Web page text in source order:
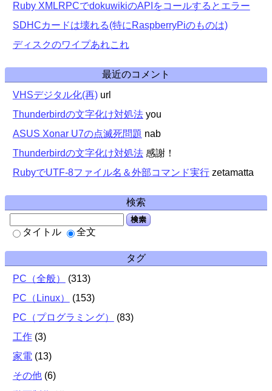
Ruby XMLRPCでdokuwikiのAPIをコールするとエラー
SDHCカードは壊れる(特にRaspberryPiのものは)
ディスクのワイプあれこれ
最近のコメント
VHSデジタル化(再) url
Thunderbirdの文字化け対処法 you
ASUS Xonar U7の点滅死問題 nab
Thunderbirdの文字化け対処法 感謝！
RubyでUTF-8ファイル名＆外部コマンド実行 zetamatta
検索
検索
タイトル 全文
タグ
PC（全般）
(313)
PC（Linux）
(153)
PC（プログラミング）
(83)
工作 (3)
家電 (13)
その他 (6)